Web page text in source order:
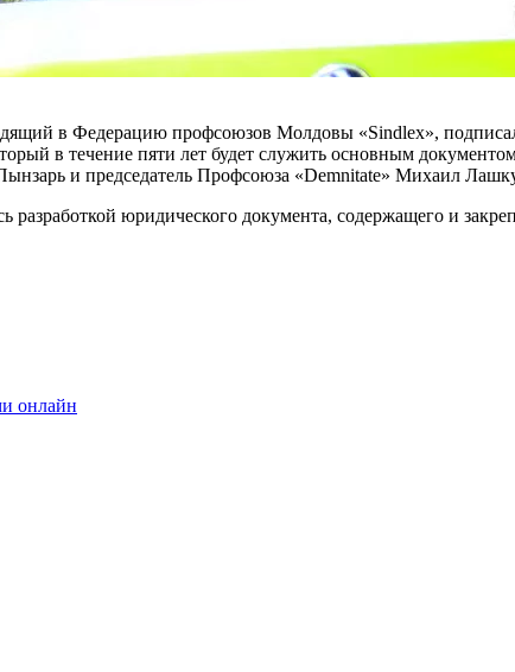
в Федера­цию профсоюзов Молдовы «Sindlex»,
в течение пяти лет бу­дет служить основным
и председатель Профсоюза «Demnitate» Михаил
юриди­ческого документа, содержаще­го и
онлайн